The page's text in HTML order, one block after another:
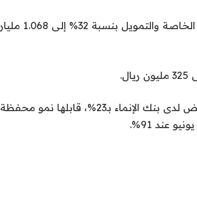
واستطاع البنك تحقيق نمو في صافي دخل العمولات الخاصة والتمويل بنسبة 32% إلى 1.068 مليار
وبنهاية النصف الأول من العام، ارتفعت محفظة القروض لدى بنك الإنماء بـ23%، قابلها نمو محفظة